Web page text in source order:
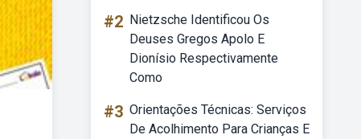
#2 Nietzsche Identificou Os
Deuses Gregos Apolo E
Dionísio Respectivamente
Como
#3 Orientações Técnicas: Serviços
De Acolhimento Para Crianças E